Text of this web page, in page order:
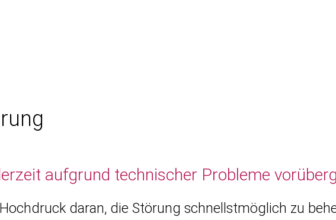
aufgrund technischer Probleme
daran, die Störung schnellstmöglich zu